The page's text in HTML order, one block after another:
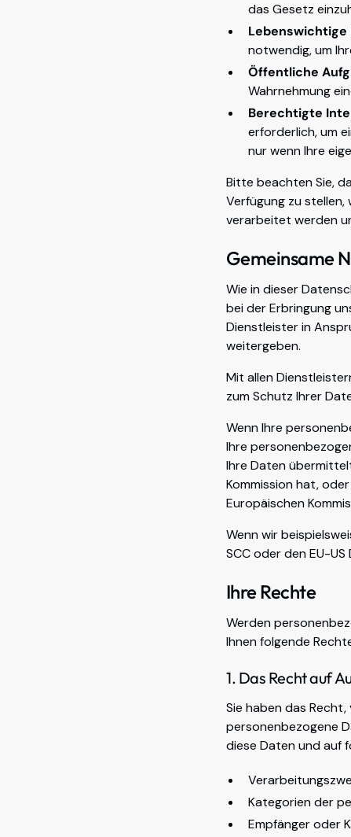
das Gesetz
Lebenswichtige
notwendig, um
Öffentliche
Wahrnehmung
Berechtigte
erforderlich, um
nur wenn Ihre
Bitte beachten Sie,
Verfügung zu
verarbeitet werden
Gemeinsame
Wie in dieser
bei der Erbringung
Dienstleister in
weitergeben.
Mit allen
zum Schutz Ihrer
Wenn Ihre
Ihre
Ihre Daten
Kommission hat,
Europäischen
Wenn wir
SCC oder den EU-
Ihre Rechte
Werden
Ihnen folgende
1. Das Recht auf
Sie haben das
personenbezogene
diese Daten und auf
Kategorien der
Empfänger oder